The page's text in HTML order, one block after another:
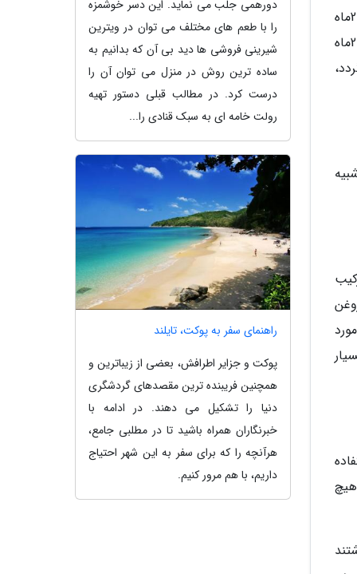
میلیون تا 50میلیون ریال محکوم می گردد. در صورتیکه تقلب غذایی به مصرف نماینده آسیب بزند، مدت معالجه بالای 2ماه
نباشد، مجازات مرتکب 6ماه تا 2سال حبس تعزیری و 500 هزار تا 2میلیون ریال جزای نقدی است، اگر مدت معالجه بالای 2ماه
گردد،
هیچ
دورهمی جلب می نماید. این دسر خوشمزه
را با طعم های مختلف می توان در ویترین
شیرینی فروشی ها دید بی آن که بدانیم به
ساده ترین روش در منزل می توان آن را
درست کرد. در مطالب قبلی دستور تهیه
رولت خامه ای به سبک قنادی را...
راهنمای سفر به پوکت، تایلند
پوکت و جزایر اطرافش، بعضی از زیباترین و
همچنین فریبنده ترین مقصدهای گردشگری
دنیا را تشکیل می دهند. در ادامه با
خبرنگاران همراه باشید تا در مطلبی جامع،
هرآنچه را که برای سفر به این شهر احتیاج
داریم، با هم مرور کنیم.